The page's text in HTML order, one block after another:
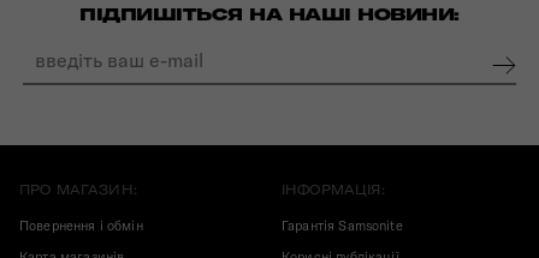
ПІДПИШІТЬСЯ НА НАШІ НОВИНИ:
ПРО МАГАЗИН:
Повернення і обмін
ІНФОРМАЦІЯ:
Гарантія Samsonite